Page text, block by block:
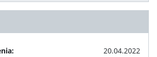
20.04.2022